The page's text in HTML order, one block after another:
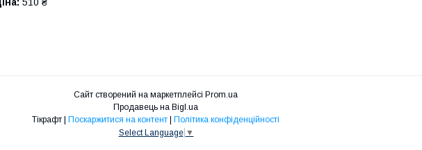
510 ₴
Сайт створений на маркетплейсі Prom.ua
Продавець на Bigl.ua
Поскаржитися на контент
Політика конфіденційності
Select Language ▼